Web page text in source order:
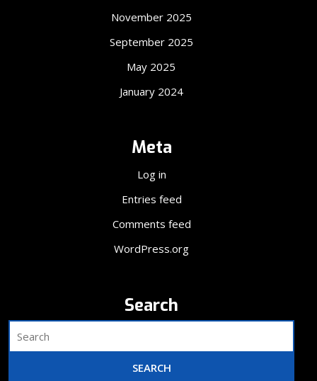
November 2025
September 2025
May 2025
January 2024
Meta
Log in
Entries feed
Comments feed
WordPress.org
Search